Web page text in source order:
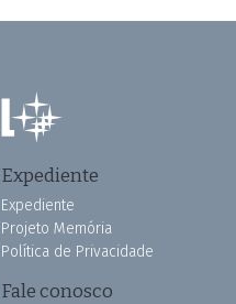
Expediente
Expediente
Projeto Memória
Política de Privacidade
Fale conosco